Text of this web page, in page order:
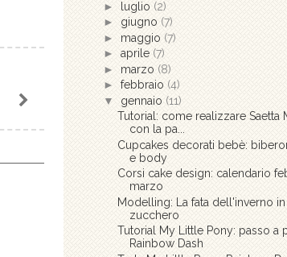
► luglio (2)
► giugno (7)
► maggio (7)
► aprile (7)
► marzo (8)
► febbraio (4)
▼ gennaio (11)
Tutorial: come realizzare Saetta
con la pa...
Cupcakes decorati bebè:
e body
Corsi cake design: calendario
marzo
Modelling: La fata dell'inverno in
zucchero
Tutorial My Little Pony: passo a
Rainbow Dash